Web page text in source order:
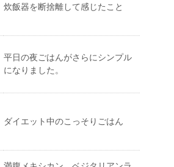
炊飯器を断捨離して感じたこと
平日の夜ごはんがさらにシンプル
になりました。
ダイエット中のこっそりごはん